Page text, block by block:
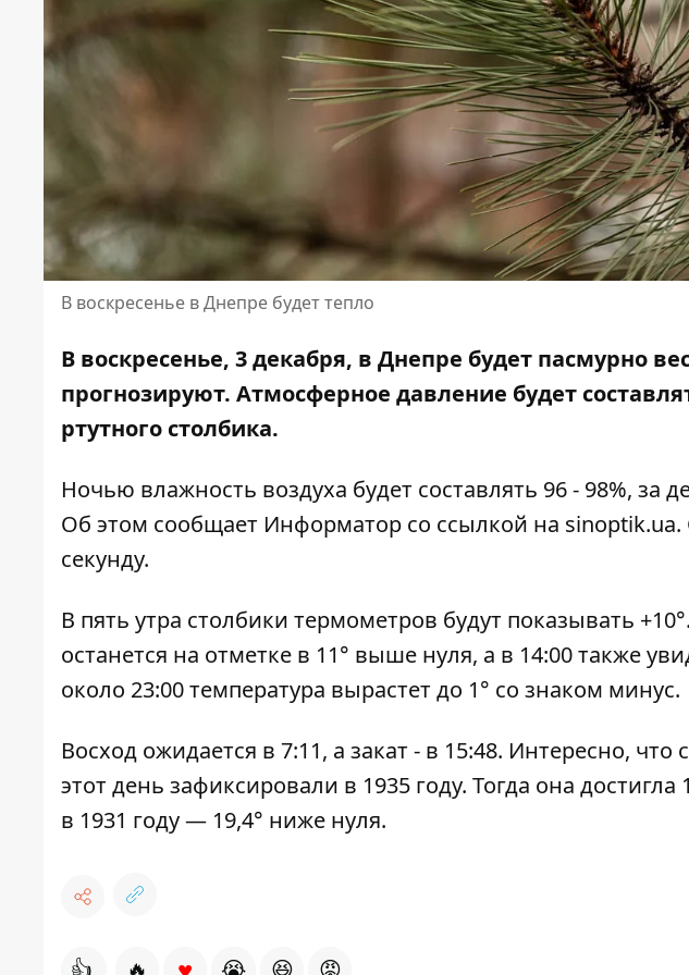
В воскресенье в Днепре будет тепло
В воскресенье, 3 декабря, в Днепре будет пасмурно
прогнозируют. Атмосферное давление будет
ртутного столбика.
Ночью влажность воздуха будет составлять 96 - 98%, за
Об этом сообщает Информатор со ссылкой на sinoptik.ua.
секунду.
В пять утра столбики термометров будут показывать
останется на отметке в 11° выше нуля, а в 14:00 также
около 23:00 температура вырастет до 1° со знаком минус.
Восход ожидается в 7:11, а закат - в 15:48. Интересно,
этот день зафиксировали в 1935 году. Тогда она
в 1931 году — 19,4° ниже нуля.